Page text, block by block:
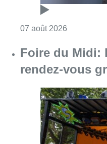
07 août 2026 Consulter